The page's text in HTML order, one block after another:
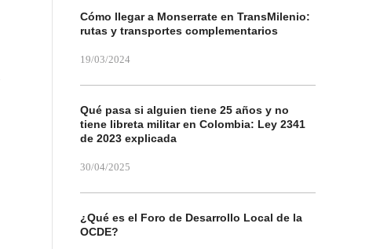
Cómo llegar a Monserrate en TransMilenio:
rutas y transportes complementarios
19/03/2024
Qué pasa si alguien tiene 25 años y no
tiene libreta militar en Colombia: Ley 2341
de 2023 explicada
30/04/2025
¿Qué es el Foro de Desarrollo Local de la
OCDE?